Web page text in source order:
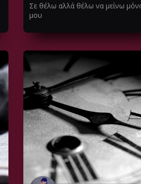
Σε θέλω αλλά θέλω να μείνω
μου